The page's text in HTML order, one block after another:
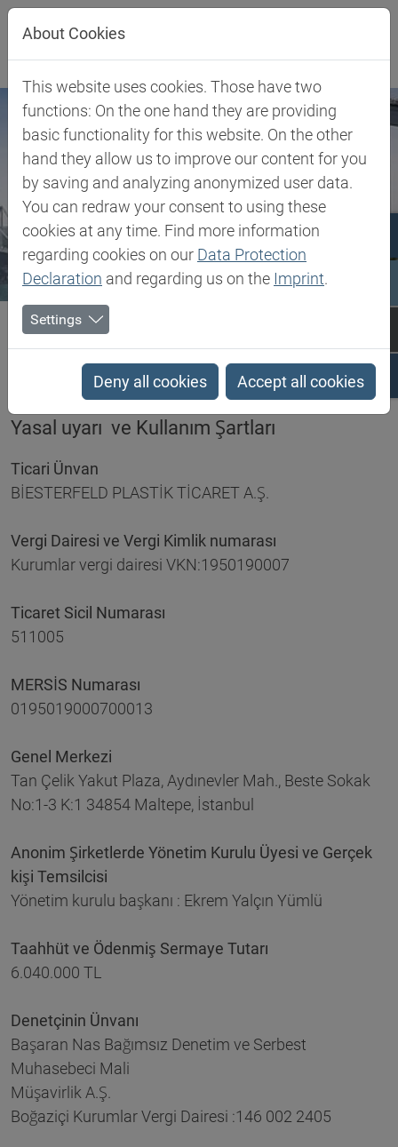
Jump directly to main navigation
Jump directly to content
Biesterfeld SE Turkey
Imprint
Yasal uyarı ve Kullanım Şartları
Ticari Ünvan
BİESTERFELD PLASTİK TİCARET A.Ş.
Vergi Dairesi ve Vergi Kimlik numarası
Kurumlar vergi dairesi VKN:1950190007
Ticaret Sicil Numarası
511005
MERSİS Numarası
0195019000700013
Genel Merkezi
Tan Çelik Yakut Plaza, Aydınevler Mah., Beste Sokak
No:1-3 K:1 34854 Maltepe, İstanbul
Anonim Şirketlerde Yönetim Kurulu Üyesi ve Gerçek
kişi Temsilcisi
Yönetim kurulu başkanı : Ekrem Yalçın Yümlü
Taahhüt ve Ödenmiş Sermaye Tutarı
6.040.000 TL
Denetçinin Ünvanı
Başaran Nas Bağımsız Denetim ve Serbest
Muhasebeci Mali
Müşavirlik A.Ş.
Boğaziçi Kurumlar Vergi Dairesi :146 002 2405
About Cookies
This website uses cookies. Those have two
functions: On the one hand they are providing
basic functionality for this website. On the other
hand they allow us to improve our content for you
by saving and analyzing anonymized user data.
You can redraw your consent to using these
cookies at any time. Find more information
regarding cookies on our Data Protection
Declaration and regarding us on the Imprint.
Settings
Deny all cookies Accept all cookies